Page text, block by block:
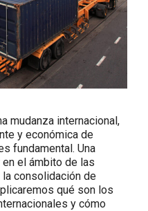
mudanza internacional,
y económica de
fundamental. Una
el ámbito de las
consolidación de
qué son los
y cómo